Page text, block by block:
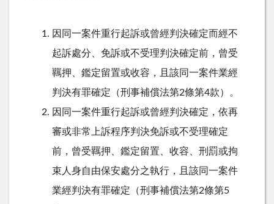
因同一案件重行起訴或曾經判決確定而經不
起訴處分、免訴或不受理判決確定前，曾受
羈押、鑑定留置或收容，且該同一案件業經
判決有罪確定（刑事補償法第2條第4款）。
因同一案件重行起訴或曾經判決確定，依再
審或非常上訴程序判決免訴或不受理確定
前，曾受羈押、鑑定留置、收容、刑罰或拘
束人身自由保安處分之執行，且該同一案件
業經判決有罪確定（刑事補償法第2條第5